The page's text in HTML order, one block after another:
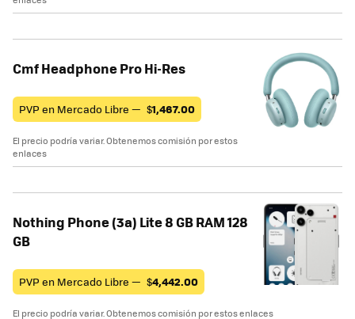
Cmf Headphone Pro Hi-Res
PVP en Mercado Libre — $1,467.00
El precio podría variar. Obtenemos comisión por estos
enlaces
Nothing Phone (3a) Lite 8 GB RAM 128
GB
PVP en Mercado Libre — $4,442.00
El precio podría variar. Obtenemos comisión por estos enlaces